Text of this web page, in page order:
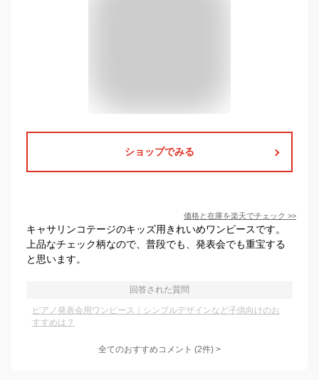
ショップでみる
価格と在庫を楽天でチェック >>
キャサリンコテージのキッズ用きれいめワンピースです。
上品なチェック柄なので、普段でも、発表会でも重宝する
と思います。
回答された質問
ピアノ発表会用ワンピース｜シンプルデザインなど子供向けのお
すすめは？
全てのおすすめコメント (2件) >